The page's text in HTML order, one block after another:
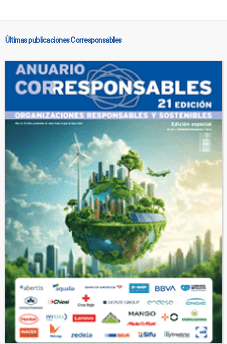
Últimas publicaciones Corresponsables